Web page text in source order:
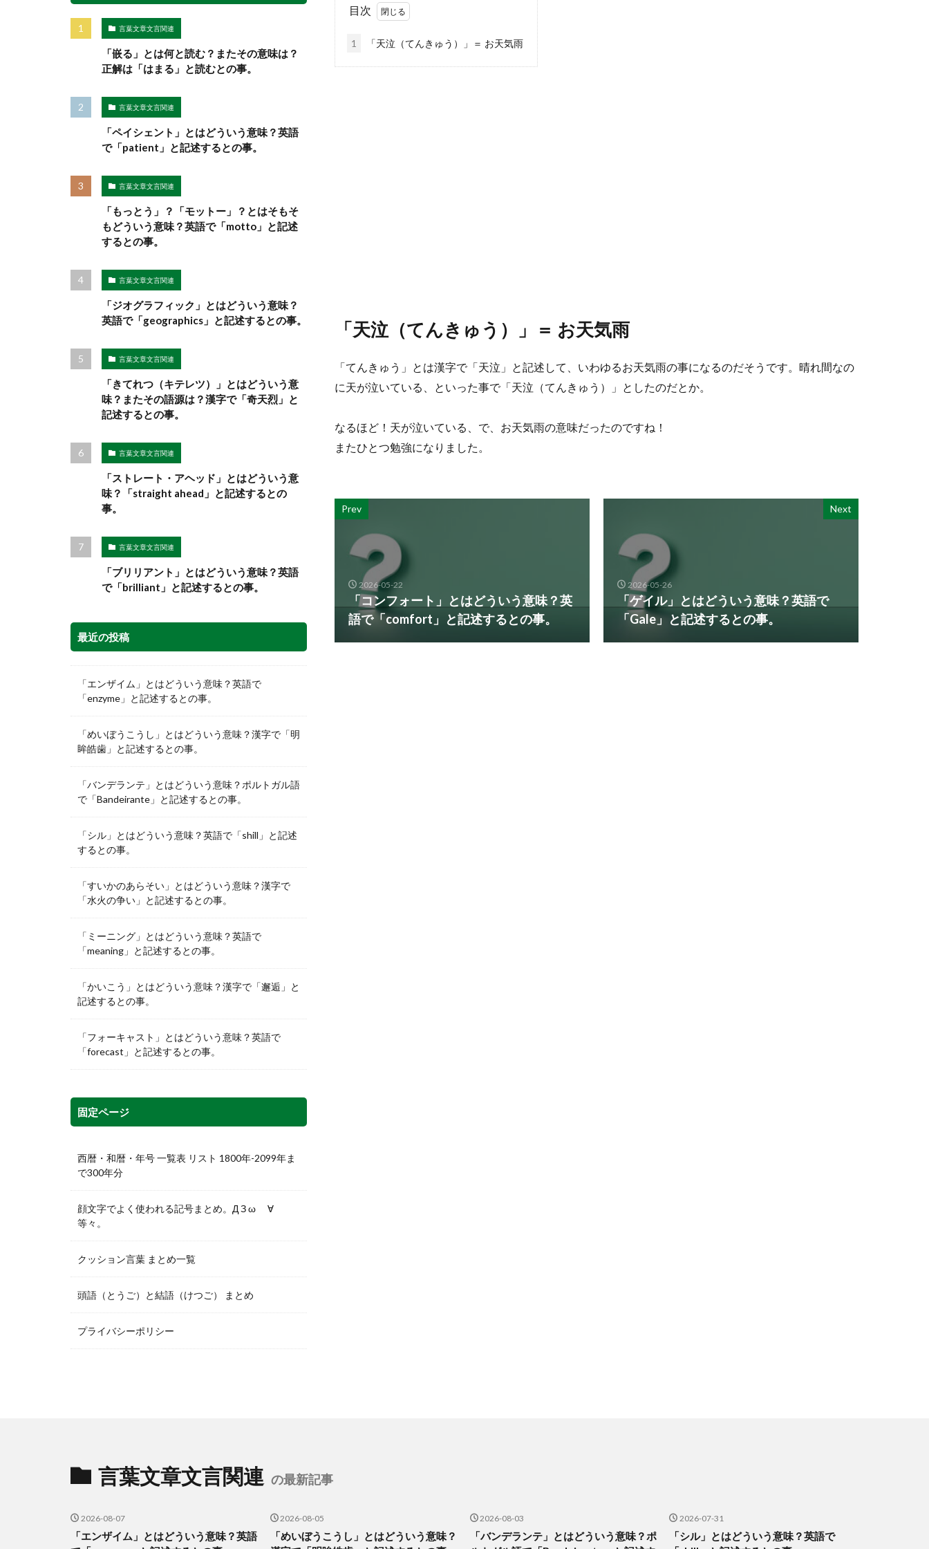
目次
1 「天泣（てんきゅう）」＝ お天気雨
「天泣（てんきゅう）」＝ お天気雨
「てんきゅう」とは漢字で「天泣」と記述して、いわゆるお天気雨の事になるのだそうです。晴れ間なの
に天が泣いている、といった事で「天泣（てんきゅう）」としたのだとか。
なるほど！天が泣いている、で、お天気雨の意味だったのですね！
またひとつ勉強になりました。
Prev
2026-05-22
「コンフォート」とはどういう意味？英
語で「comfort」と記述するとの事。
Next
2026-05-26
「ゲイル」とはどういう意味？英語で
「Gale」と記述するとの事。
言葉文章文言関連
「嵌る」とは何と読む？またその意味は？
正解は「はまる」と読むとの事。
言葉文章文言関連
「ペイシェント」とはどういう意味？英語
で「patient」と記述するとの事。
言葉文章文言関連
「もっとう」？「モットー」？とはそもそ
もどういう意味？英語で「motto」と記述
するとの事。
言葉文章文言関連
「ジオグラフィック」とはどういう意味？
英語で「geographics」と記述するとの事。
言葉文章文言関連
「きてれつ（キテレツ）」とはどういう意
味？またその語源は？漢字で「奇天烈」と
記述するとの事。
言葉文章文言関連
「ストレート・アヘッド」とはどういう意
味？「straight ahead」と記述するとの
事。
言葉文章文言関連
「ブリリアント」とはどういう意味？英語
で「brilliant」と記述するとの事。
最近の投稿
「エンザイム」とはどういう意味？英語で
「enzyme」と記述するとの事。
「めいぼうこうし」とはどういう意味？漢字で「明
眸皓歯」と記述するとの事。
「バンデランテ」とはどういう意味？ポルトガル語
で「Bandeirante」と記述するとの事。
「シル」とはどういう意味？英語で「shill」と記述
するとの事。
「すいかのあらそい」とはどういう意味？漢字で
「水火の争い」と記述するとの事。
「ミーニング」とはどういう意味？英語で
「meaning」と記述するとの事。
「かいこう」とはどういう意味？漢字で「邂逅」と
記述するとの事。
「フォーキャスト」とはどういう意味？英語で
「forecast」と記述するとの事。
固定ページ
西暦・和暦・年号 一覧表 リスト 1800年-2099年ま
で300年分
顔文字でよく使われる記号まとめ。Д З ω ゞ∀
等々。
クッション言葉 まとめ一覧
頭語（とうご）と結語（けつご） まとめ
プライバシーポリシー
言葉文章文言関連 の最新記事
2026-08-07
「エンザイム」とはどういう意味？英語
2026-08-05
「めいぼうこうし」とはどういう意味？
2026-08-03
「バンデランテ」とはどういう意味？ポ
2026-07-31
「シル」とはどういう意味？英語で